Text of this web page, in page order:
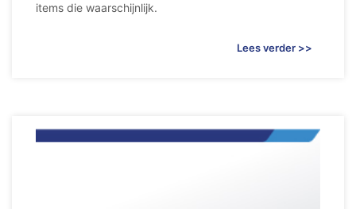
items die waarschijnlijk.
Lees verder >>